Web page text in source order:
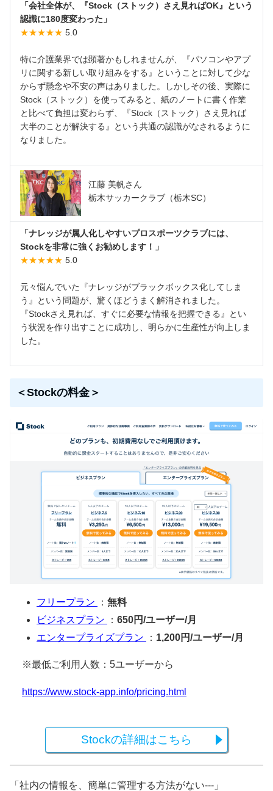
「会社全体が、『Stock（ストック）さえ見ればOK』という
認識に180度変わった」
★★★★★ 5.0
特に介護業界では顕著かもしれませんが、『パソコンやアプ
リに関する新しい取り組みをする』ということに対して少な
からず懸念や不安の声はありました。しかしその後、実際に
Stock（ストック）を使ってみると、紙のノートに書く作業
と比べて負担は変わらず、『Stock（ストック）さえ見れば
大半のことが解決する』という共通の認識がなされるように
なりました。
江藤 美帆さん
栃木サッカークラブ（栃木SC）
「ナレッジが属人化しやすいプロスポーツクラブには、
Stockを非常に強くお勧めします！」
★★★★★ 5.0
元々悩んでいた『ナレッジがブラックボックス化してしま
う』という問題が、驚くほどうまく解消されました。
『Stockさえ見れば、すぐに必要な情報を把握できる』とい
う状況を作り出すことに成功し、明らかに生産性が向上しま
した。
＜Stockの料金＞
フリープラン ： 無料
ビジネスプラン
： 650円/ユーザー/月
エンタープライズプラン
： 1,200円/ユーザー/月
※最低ご利用人数：5ユーザーから
https://www.stock-app.info/pricing.html
Stockの詳細はこちら
「社内の情報を、簡単に管理する方法がない---」